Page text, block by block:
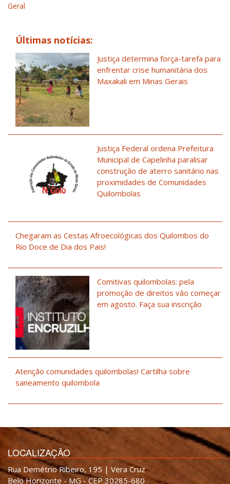
Geral
Últimas notícias:
Justiça determina força-tarefa para
enfrentar crise humanitária dos
Maxakali em Minas Gerais
Justiça Federal ordena Prefeitura
Municipal de Capelinha paralisar
construção de aterro sanitário nas
proximidades de Comunidades
Quilombolas
Chegaram as Cestas Afroecológicas dos Quilombos do
Rio Doce de Dia dos Pais!
Comitivas quilombolas: pela
promoção de direitos vão começar
em agosto. Faça sua inscrição
Atenção comunidades quilombolas! Cartilha sobre
saneamento quilombola
LOCALIZAÇÃO
Rua Demétrio Ribeiro, 195 | Vera Cruz
Belo Horizonte - MG - CEP 30285-680